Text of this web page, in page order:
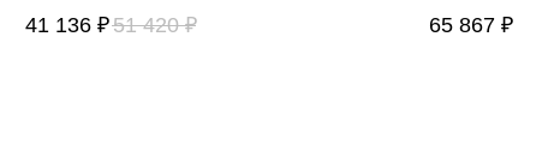
41 136 ₽51 420 ₽ 65 867 ₽